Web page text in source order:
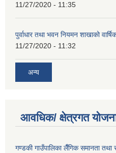
11/27/2020 - 11:35
पुर्वाधार तथा भवन नियमन शाखाको
11/27/2020 - 11:32
अन्य
आवधिक/ क्षेत्रगत
गण्डकी गाउँपालिका लैँगिक समानता